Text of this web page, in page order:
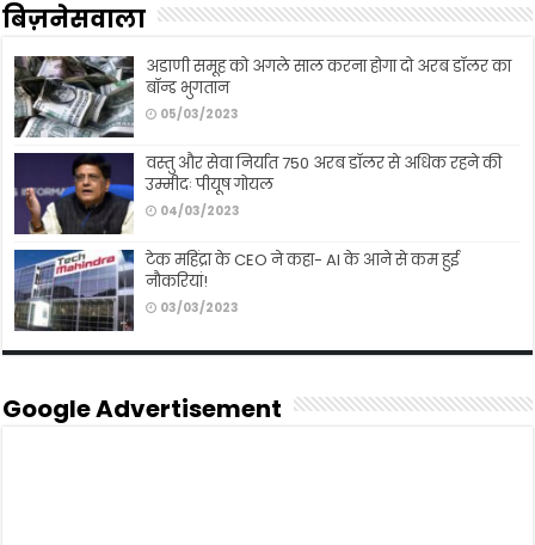
बिज़नेसवाला
अडाणी समूह को अगले साल करना होगा दो अरब डॉलर का
बॉन्ड भुगतान
05/03/2023
वस्तु और सेवा निर्यात 750 अरब डॉलर से अधिक रहने की
उम्मीदः पीयूष गोयल
04/03/2023
टेक महिंद्रा के CEO ने कहा- AI के आने से कम हुई
नौकरियां!
03/03/2023
Google Advertisement